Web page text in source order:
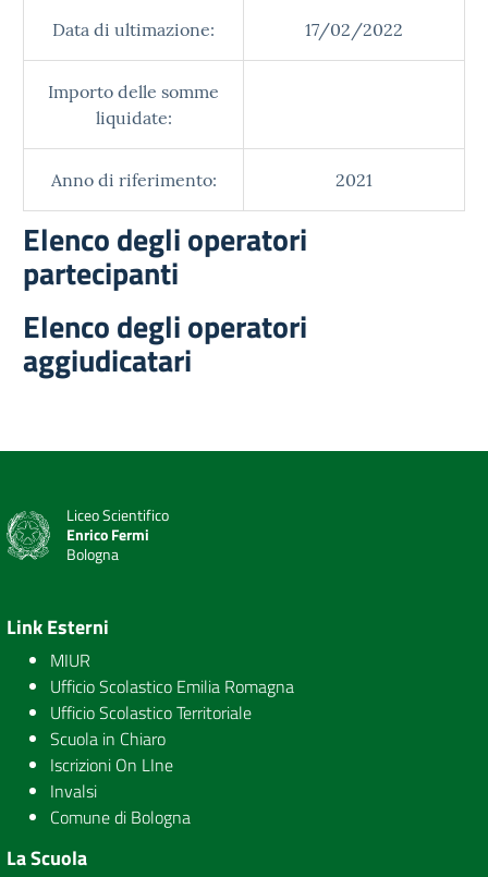
Data di ultimazione: 17/02/2022
Importo delle somme
liquidate:
Anno di riferimento: 2021
Elenco degli operatori
partecipanti
Elenco degli operatori
aggiudicatari
Liceo Scientifico
Enrico Fermi
Bologna
Link Esterni
MIUR
Ufficio Scolastico Emilia Romagna
Ufficio Scolastico Territoriale
Scuola in Chiaro
Iscrizioni On LIne
Invalsi
Comune di Bologna
La Scuola